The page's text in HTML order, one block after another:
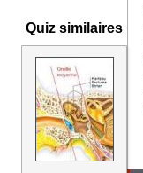
Quiz similaires